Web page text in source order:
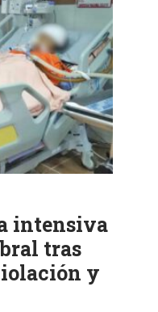
intensiva
tras
y